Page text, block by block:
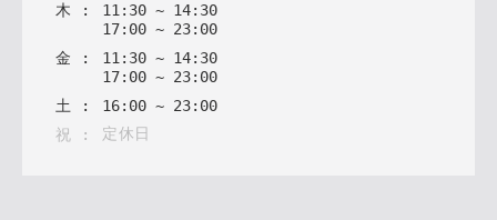
木 : 11 : 30 ~ 14: 30
17: 00 ~ 23: 00
金 : 11 : 30 ~ 14: 30
17: 00 ~ 23: 00
土 : 16: 00 ~ 23: 00
祝 : 定休日